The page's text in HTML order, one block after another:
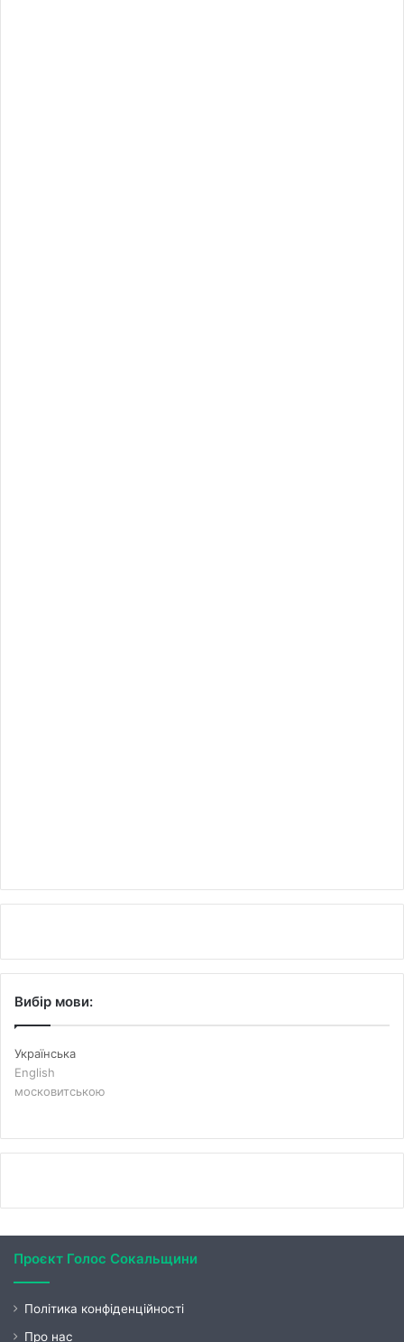
Вибір мови:
Українська
English
московитською
Проєкт Голос Сокальщини
Політика конфіденційності
Про нас